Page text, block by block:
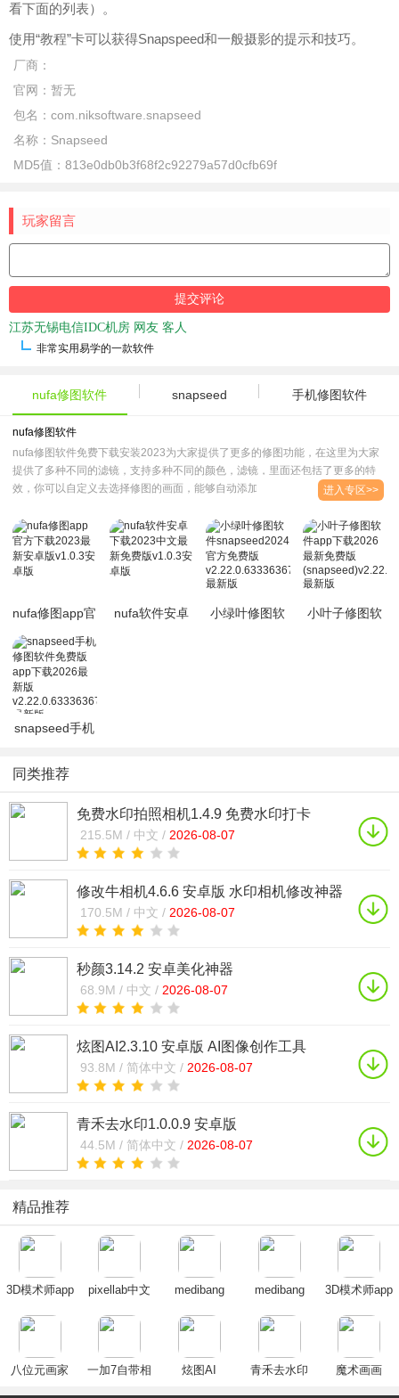
看下面的列表）。
使用“教程”卡可以获得Snapspeed和一般摄影的提示和技巧。
厂商：
官网： 暂无
包名： com.niksoftware.snapseed
名称： Snapseed
MD5值： 813e0db0b3f68f2c92279a57d0cfb69f
玩家留言
江苏无锡电信IDC机房 网友 客人
非常实用易学的一款软件
nufa修图软件 snapseed 手机修图软件
nufa修图软件
nufa修图软件免费下载安装2023为大家提供了更多的修图功能，在这里为大家
提供了多种不同的滤镜，支持多种不同的颜色，滤镜，里面还包括了更多的特
效，你可以自定义去选择修图的画面，能够自动添加不同的细节，让你的..
进入专区>>
nufa修图app官
新安卓版
v1.0.3安
nufa软件安卓
小绿叶修图软
小叶子修图软
snapseed手机
版app下载
2026最新
同类推荐
免费水印拍照相机1.4.9 免费水印打卡
215.5M / 中文 / 2026-08-07
修改牛相机4.6.6 安卓版 水印相机修改神器
170.5M / 中文 / 2026-08-07
秒颜3.14.2 安卓美化神器
68.9M / 中文 / 2026-08-07
炫图AI2.3.10 安卓版 AI图像创作工具
93.8M / 简体中文 / 2026-08-07
青禾去水印1.0.0.9 安卓版
44.5M / 简体中文 / 2026-08-07
精品推荐
3D模术师app
pixellab中文
最新版
medibang
下载2024最新
medibang
2025最新免费
3D模术师app
八位元画家
一加7自带相
炫图AI 青禾去水印 魔术画画